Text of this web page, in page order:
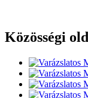
Közösségi